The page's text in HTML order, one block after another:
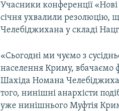
Учасники конференції
сiчня ухвалили резолюцію,
Челебіджихана у складі
«Сьогодні ми чуємо з
населення Криму, вбачаємо
Шахіда Номана
того, нинішні анархісти
уже нинішнього Муфтія